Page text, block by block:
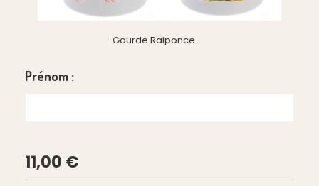
Gourde Raiponce
Prénom :
11,00 €